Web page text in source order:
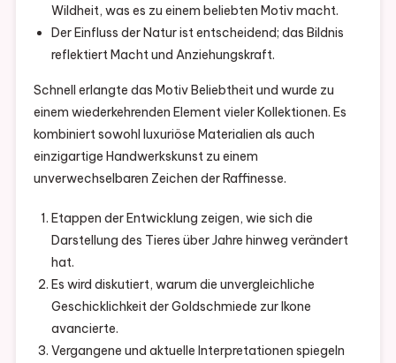
Wildheit, was es zu einem beliebten Motiv macht.
Der Einfluss der Natur ist entscheidend; das Bildnis
reflektiert Macht und Anziehungskraft.
Schnell erlangte das Motiv Beliebtheit und wurde zu
einem wiederkehrenden Element vieler Kollektionen. Es
kombiniert sowohl luxuriöse Materialien als auch
einzigartige Handwerkskunst zu einem
unverwechselbaren Zeichen der Raffinesse.
Etappen der Entwicklung zeigen, wie sich die
Darstellung des Tieres über Jahre hinweg verändert
hat.
Es wird diskutiert, warum die unvergleichliche
Geschicklichkeit der Goldschmiede zur Ikone
avancierte.
Vergangene und aktuelle Interpretationen spiegeln